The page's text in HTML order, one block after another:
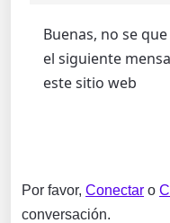
Buenas, no se
el siguiente
este sitio web
Por favor, Conectar o
conversación.